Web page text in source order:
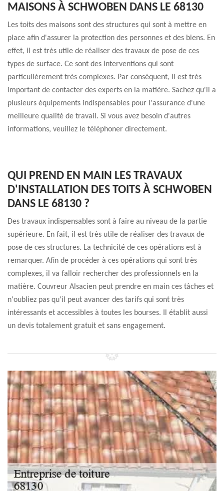
MAISONS À SCHWOBEN DANS LE 68130
Les toits des maisons sont des structures qui sont à mettre en
place afin d'assurer la protection des personnes et des biens. En
effet, il est très utile de réaliser des travaux de pose de ces
types de surface. Ce sont des interventions qui sont
particulièrement très complexes. Par conséquent, il est très
important de contacter des experts en la matière. Sachez qu'il a
plusieurs équipements indispensables pour l'assurance d'une
meilleure qualité de travail. Si vous avez besoin d'autres
informations, veuillez le téléphoner directement.
QUI PREND EN MAIN LES TRAVAUX
D'INSTALLATION DES TOITS À SCHWOBEN
DANS LE 68130 ?
Des travaux indispensables sont à faire au niveau de la partie
supérieure. En fait, il est très utile de réaliser des travaux de
pose de ces structures. La technicité de ces opérations est à
remarquer. Afin de procéder à ces opérations qui sont très
complexes, il va falloir rechercher des professionnels en la
matière. Couvreur Alsacien peut prendre en main ces tâches et
n'oubliez pas qu'il peut avancer des tarifs qui sont très
intéressants et accessibles à toutes les bourses. Il établit aussi
un devis totalement gratuit et sans engagement.